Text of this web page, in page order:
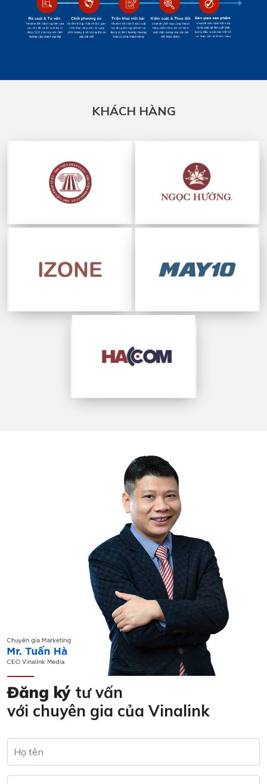
KHÁCH HÀNG
Đăng ký tư vấn
với chuyên gia của Vinalink